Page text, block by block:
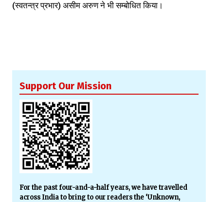
(स्वतन्त्र प्रभार) असीम अरुण ने भी सम्बोधित किया।
Support Our Mission
For the past four-and-a-half years, we have travelled
across India to bring to our readers the ‘Unknown,